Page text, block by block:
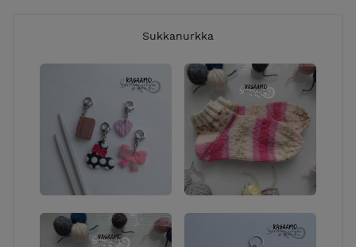
Sukkanurkka